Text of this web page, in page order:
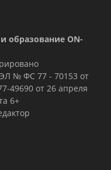
образование ON-
ЭЛ № ФС 77 - 70153 от
49690 от 26 апреля
6+